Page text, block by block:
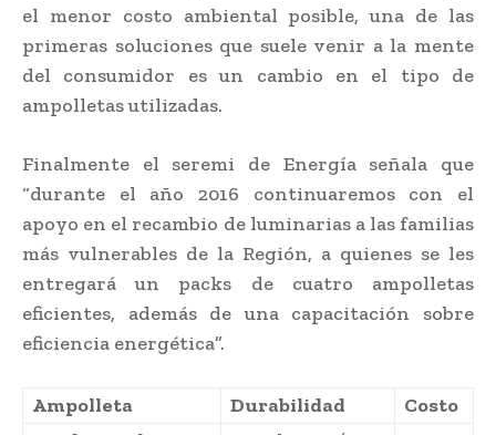
el menor costo ambiental posible, una de las
primeras soluciones que suele venir a la mente
del consumidor es un cambio en el tipo de
ampolletas utilizadas.
Finalmente el seremi de Energía señala que
“durante el año 2016 continuaremos con el
apoyo en el recambio de luminarias a las familias
más vulnerables de la Región, a quienes se les
entregará un packs de cuatro ampolletas
eficientes, además de una capacitación sobre
eficiencia energética”.
Ampolleta Durabilidad
Costo